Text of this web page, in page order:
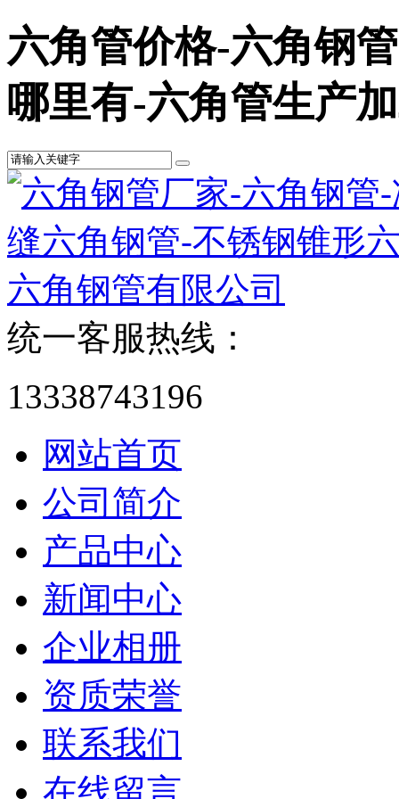
六角管价格-六角钢
哪里有-六角管生产
统一客服热线：
13338743196
网站首页
公司简介
产品中心
新闻中心
企业相册
资质荣誉
联系我们
在线留言